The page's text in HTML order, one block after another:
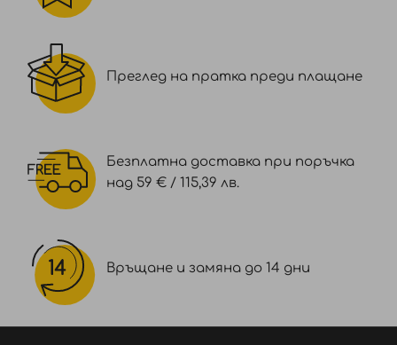
Преглед на пратка преди плащане
Безплатна доставка при поръчка
над 59 € / 115,39 лв.
Връщане и замяна до 14 дни